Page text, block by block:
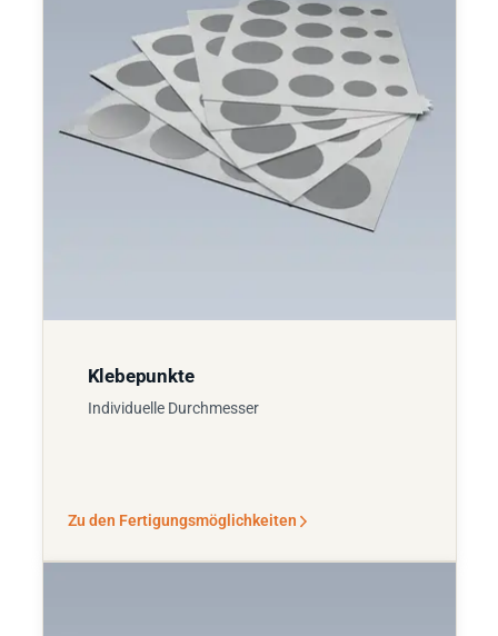
Klebepunkte
Individuelle Durchmesser
Zu den Fertigungsmöglichkeiten